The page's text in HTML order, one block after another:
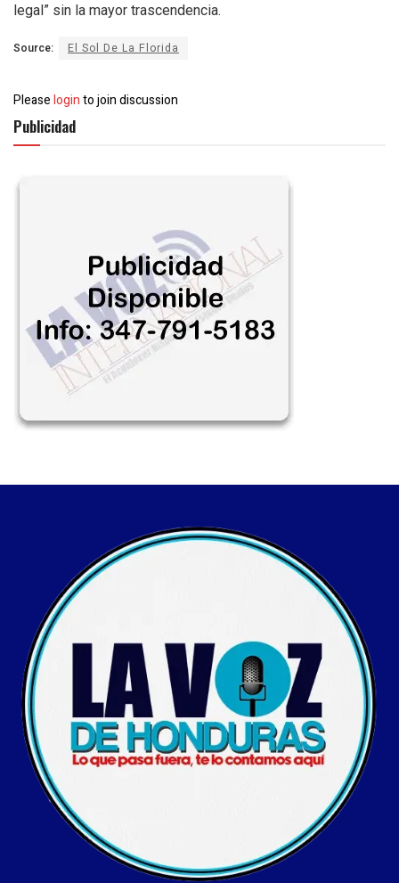
legal” sin la mayor trascendencia.
Source: El Sol De La Florida
Pleaseloginto join discussion
Publicidad